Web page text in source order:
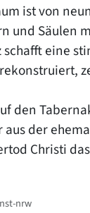
ist von
und Säulen
eine
den
aus der
Christi
nrw